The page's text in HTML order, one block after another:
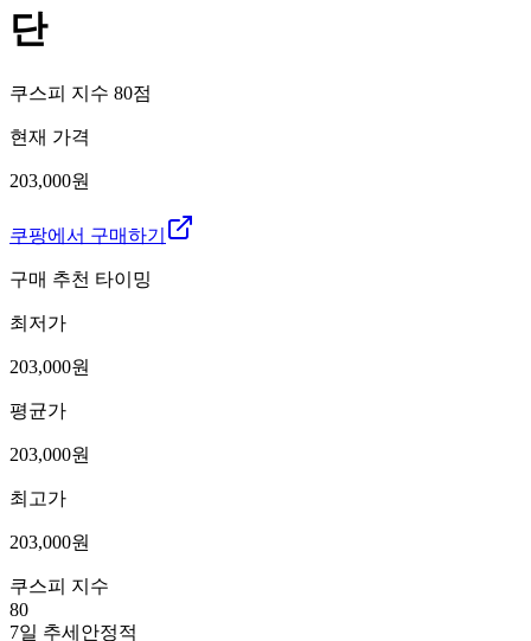
단
쿠스피 지수 80점
현재 가격
203,000원
쿠팡에서 구매하기
구매 추천 타이밍
최저가
203,000원
평균가
203,000원
최고가
203,000원
쿠스피 지수
80
7일 추세 안정적